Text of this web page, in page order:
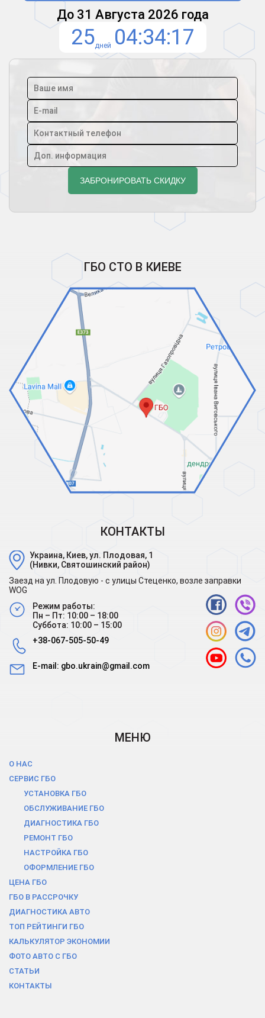
До 31 Августа 2026 года
25дней 04 34 16
КОНТАКТЫ
Украина, Киев, ул. Плодовая, 1
(Нивки, Святошинский район)
Заезд на ул. Плодовую - с улицы Стеценко, возле заправки
WOG
Режим работы:
Пн – Пт: 10:00 – 18:00
Суббота: 10:00 – 15:00
+38-067-505-50-49
E-mail: gbo.ukrain@gmail.com
ГБО СТО В КИЕВЕ
МЕНЮ
О НАС
СЕРВИС ГБО
УСТАНОВКА ГБО
ОБСЛУЖИВАНИЕ ГБО
ДИАГНОСТИКА ГБО
РЕМОНТ ГБО
НАСТРОЙКА ГБО
ОФОРМЛЕНИЕ ГБО
ЦЕНА ГБО
ГБО В РАCСРОЧКУ
ДИАГНОСТИКА АВТО
ТОП РЕЙТИНГИ ГБО
КАЛЬКУЛЯТОР ЭКОНОМИИ
ФОТО АВТО С ГБО
СТАТЬИ
КОНТАКТЫ